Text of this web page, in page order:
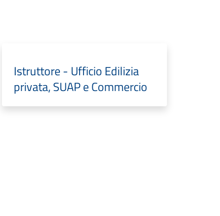
Istruttore - Ufficio Edilizia
privata, SUAP e Commercio